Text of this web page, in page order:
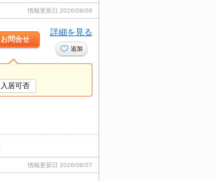
情報更新日 2026/08/08
お問合せ
詳細を見る
追加
入居可否
情報更新日 2026/08/07